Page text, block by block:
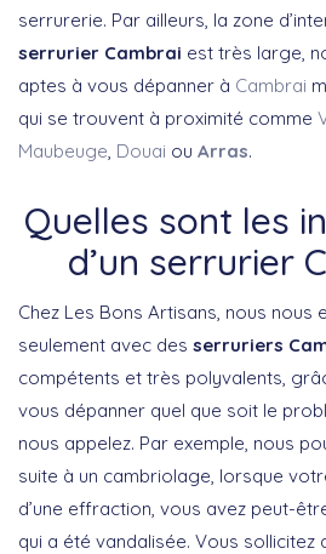
serrurerie. Par ailleurs, la zone
serrurier Cambrai est très large,
aptes à vous dépanner à Cambrai
qui se trouvent à proximité comme
Maubeuge Douai ou Arras.
Quelles sont les
d’un serrurier
Chez Les Bons Artisans, nous
seulement avec des serruriers
compétents et très polyvalents,
vous dépanner quel que soit le
nous appelez. Par exemple, nous
suite à un cambriolage, lorsque
d’une effraction, vous avez peut-
qui a été vandalisée. Vous